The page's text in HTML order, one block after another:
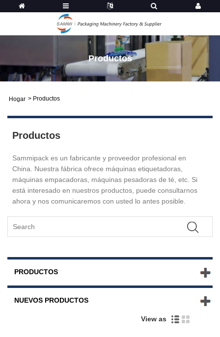
Productos
Hogar > Productos
Productos
Sammipack es un fabricante y proveedor profesional en
China. Nuestra fábrica ofrece máquinas etiquetadoras,
máquinas empacadoras, máquinas pesadoras de té, etc. Si
está interesado en nuestros productos, puede consultarnos
ahora y nos comunicaremos con usted lo antes posible.
PRODUCTOS
NUEVOS PRODUCTOS
View as